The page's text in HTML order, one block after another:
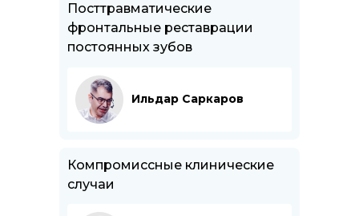
Посттравматические
фронтальные реставрации
постоянных зубов
Ильдар Саркаров
Компромиссные клинические
случаи